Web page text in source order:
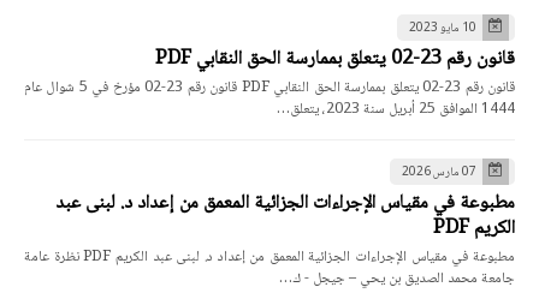
10 مايو 2023
قانون رقم 23-02 يتعلق بممارسة الحق النقابي PDF
قانون رقم 23-02 يتعلق بممارسة الحق النقابي PDF قانون رقم 23-02 مؤرخ في 5 شوال عام
1444 الموافق 25 أبريل سنة 2023، يتعلق…
07 مارس 2026
مطبوعة في مقياس الإجراءات الجزائية المعمق من إعداد د. لبنى عبد
الكريم PDF
مطبوعة في مقياس الإجراءات الجزائية المعمق من إعداد د. لبنى عبد الكريم PDF نظرة عامة
جامعة محمد الصديق بن يحي – جيجل - ك…